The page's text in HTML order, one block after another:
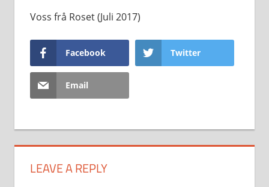
Voss frå Roset (Juli 2017)
Facebook Twitter
Email
LEAVE A REPLY